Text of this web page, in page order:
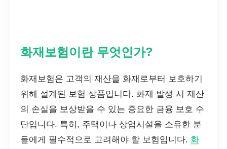
화재보험이란 무엇인가?
화재보험은 고객의 재산을 화재로부터 보호하기
위해 설계된 보험 상품입니다. 화재 발생 시 재산
의 손실을 보상받을 수 있는 중요한 금융 보호 수
단입니다. 특히, 주택이나 상업시설을 소유한 분
들에게 필수적으로 고려해야 할 보험입니다. 화